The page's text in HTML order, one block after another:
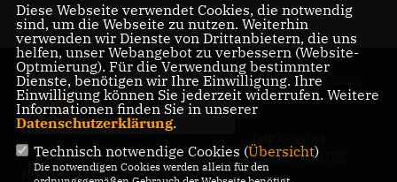
CDU-Stadtverband
Gütersloh
DATENSCHUTZ
KONTAKT
Diese Webseite verwendet Cookies, die notwendig
sind, um die Webseite zu nutzen. Weiterhin
verwenden wir Dienste von Drittanbietern, die uns
helfen, unser Webangebot zu verbessern (Website-
Optmierung). Für die Verwendung bestimmter
Dienste, benötigen wir Ihre Einwilligung. Ihre
Einwilligung können Sie jederzeit widerrufen. Weitere
Informationen finden Sie in unserer
Datenschutzerklärung.
Technisch notwendige Cookies (Übersicht)
Die notwendigen Cookies werden allein für den